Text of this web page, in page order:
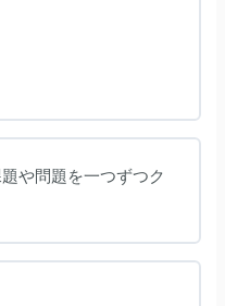
や問題を一つずつク